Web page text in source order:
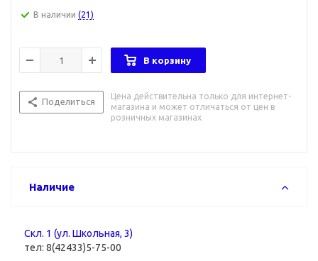
В наличии (21)
В корзину
Поделиться
Цена действительна только для интернет-
магазина и может отличаться от цен в
розничных магазинах
Наличие
Скл. 1 (ул. Школьная, 3)
тел: 8(42433)5-75-00